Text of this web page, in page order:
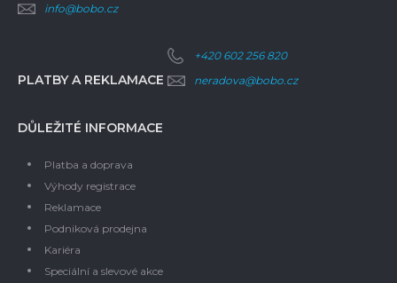
info@bobo.cz
PLATBY A REKLAMACE
+420 602 256 820
neradova@bobo.cz
DŮLEŽITÉ INFORMACE
Platba a doprava
Výhody registrace
Reklamace
Podniková prodejna
Kariéra
Speciální a slevové akce